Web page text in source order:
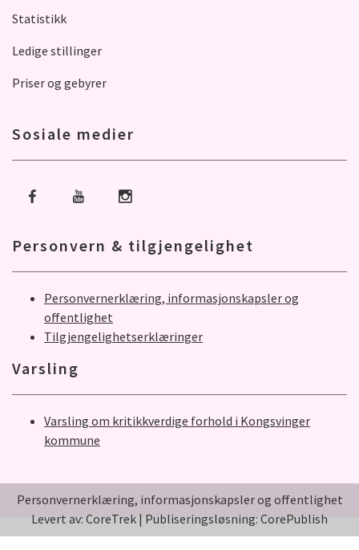
Statistikk
Ledige stillinger
Priser og gebyrer
Sosiale medier
Gå til Facebook
Gå til YoutubeGå til Instagram
Personvern & tilgjengelighet
Personvernerklæring, informasjonskapsler og
offentlighet
Tilgjengelighetserklæringer
Varsling
Varsling om kritikkverdige forhold i Kongsvinger
kommune
Personvernerklæring, informasjonskapsler og offentlighet
Levert av: CoreTrek | Publiseringsløsning: CorePublish